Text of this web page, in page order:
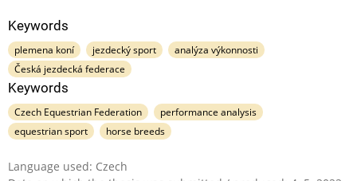
Keywords
plemena koní jezdecký sport
analýza výkonnosti
Česká jezdecká federace
Keywords
Czech Equestrian Federation
performance analysis
equestrian sport
horse breeds
Language used: Czech